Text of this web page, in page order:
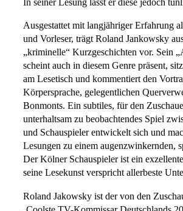
In seiner Lesung lässt er diese jedoch
Ausgestattet mit langjähriger Erfahrung
und Vorleser, trägt Roland Jankowsky
„kriminelle“ Kurzgeschichten vor. Sein
scheint auch in diesem Genre präsent,
am Lesetisch und kommentiert den
Körpersprache, gelegentlichen
Bonmonts. Ein subtiles, für den
unterhaltsam zu beobachtendes Spiel
und Schauspieler entwickelt sich und
Lesungen zu einem augenzwinkernden,
Der Kölner Schauspieler ist ein
seine Lesekunst verspricht allerbeste
Roland Jakowsky ist der von den